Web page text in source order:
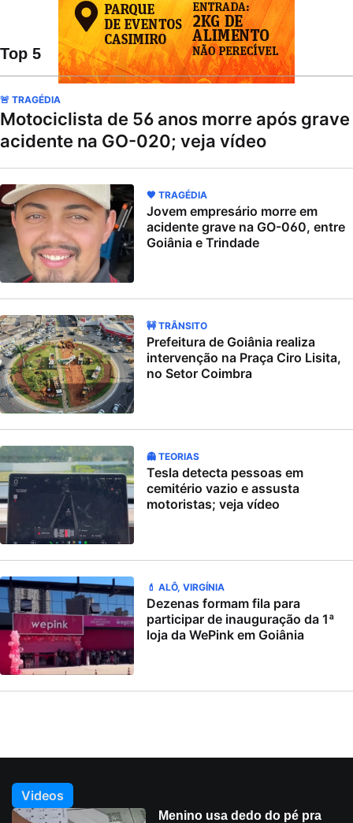
Top 5
🚨 TRAGÉDIA
Motociclista de 56 anos morre após grave
acidente na GO-020; veja vídeo
🖤 TRAGÉDIA
Jovem empresário morre em
acidente grave na GO-060, entre
Goiânia e Trindade
🚧 TRÂNSITO
Prefeitura de Goiânia realiza
intervenção na Praça Ciro Lisita,
no Setor Coimbra
👻 TEORIAS
Tesla detecta pessoas em
cemitério vazio e assusta
motoristas; veja vídeo
💄 ALÔ, VIRGÍNIA
Dezenas formam fila para
participar de inauguração da 1ª
loja da WePink em Goiânia
Videos
Menino usa dedo do pé pra